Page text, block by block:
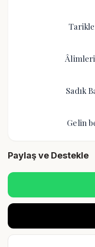
Sadık
Gelin
Paylaş ve Destekle